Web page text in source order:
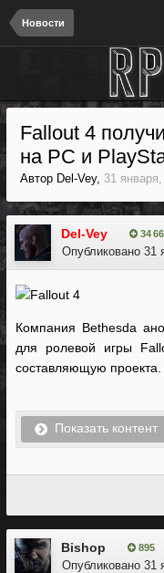
Новости
Fallout 4
на PC и
Автор Del-Vey, 31
Del-Vey 34
Опубликовано 31
Компания Bethesda
для ролевой игры
составляющую проекта.
Показать контент
Bishop 895
Опубликовано 31